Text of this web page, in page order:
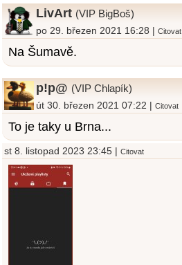
LivArt (VIP BigBoš)
po 29. březen 2021 16:28 |Citovat
Na Šumavě.
p!p@ (VIP Chlapík)
út 30. březen 2021 07:22 |Citovat
To je taky u Brna...
st 8. listopad 2023 23:45 | Citovat